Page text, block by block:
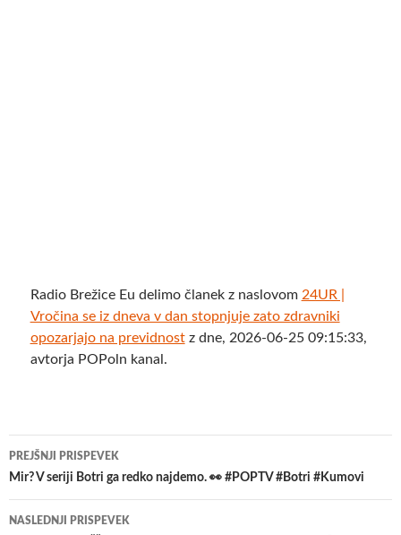
Radio Brežice Eu delimo članek z naslovom 24UR |
Vročina se iz dneva v dan stopnjuje zato zdravniki
opozarjajo na previdnostz dne, 2026-06-25 09:15:33,
avtorja POPoln kanal.
Krmarjenje
po
prispevkih
PREJŠNJI PRISPEVEK
Mir? V seriji Botri ga redko najdemo. 👀 #POPTV #Botri #Kumovi
NASLEDNJI PRISPEVEK